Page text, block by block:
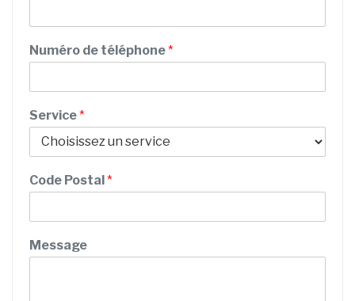
m
/
N
m
r
N
m
Numéro de téléphone*
Service*
Code Postal*
Message